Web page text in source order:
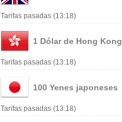
Tarifas pasadas (13:18)
1 Dólar de Hong Kong
Tarifas pasadas (13:18)
100 Yenes japoneses
Tarifas pasadas (13:18)